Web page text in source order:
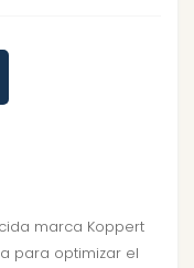
marca Koppert
para optimizar el